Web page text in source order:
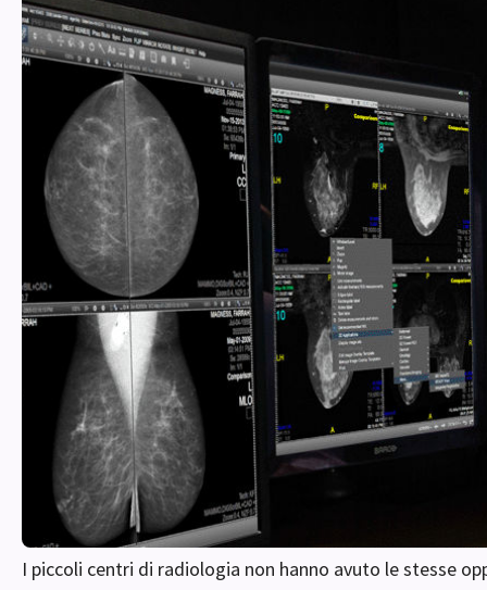
I piccoli centri di radiologia non hanno avuto le stesse